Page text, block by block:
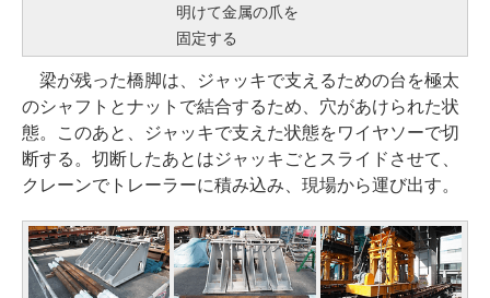
明けて金属の爪を
固定する
梁が残った橋脚は、ジャッキで支えるための台を極太
のシャフトとナットで結合するため、穴があけられた状
態。このあと、ジャッキで支えた状態をワイヤソーで切
断する。切断したあとはジャッキごとスライドさせて、
クレーンでトレーラーに積み込み、現場から運び出す。